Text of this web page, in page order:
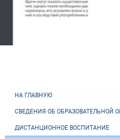
НА ГЛАВНУЮ
СВЕДЕНИЯ ОБ ОБРАЗОВАТЕЛЬНОЙ
ДИСТАНЦИОННОЕ ВОСПИТАНИЕ